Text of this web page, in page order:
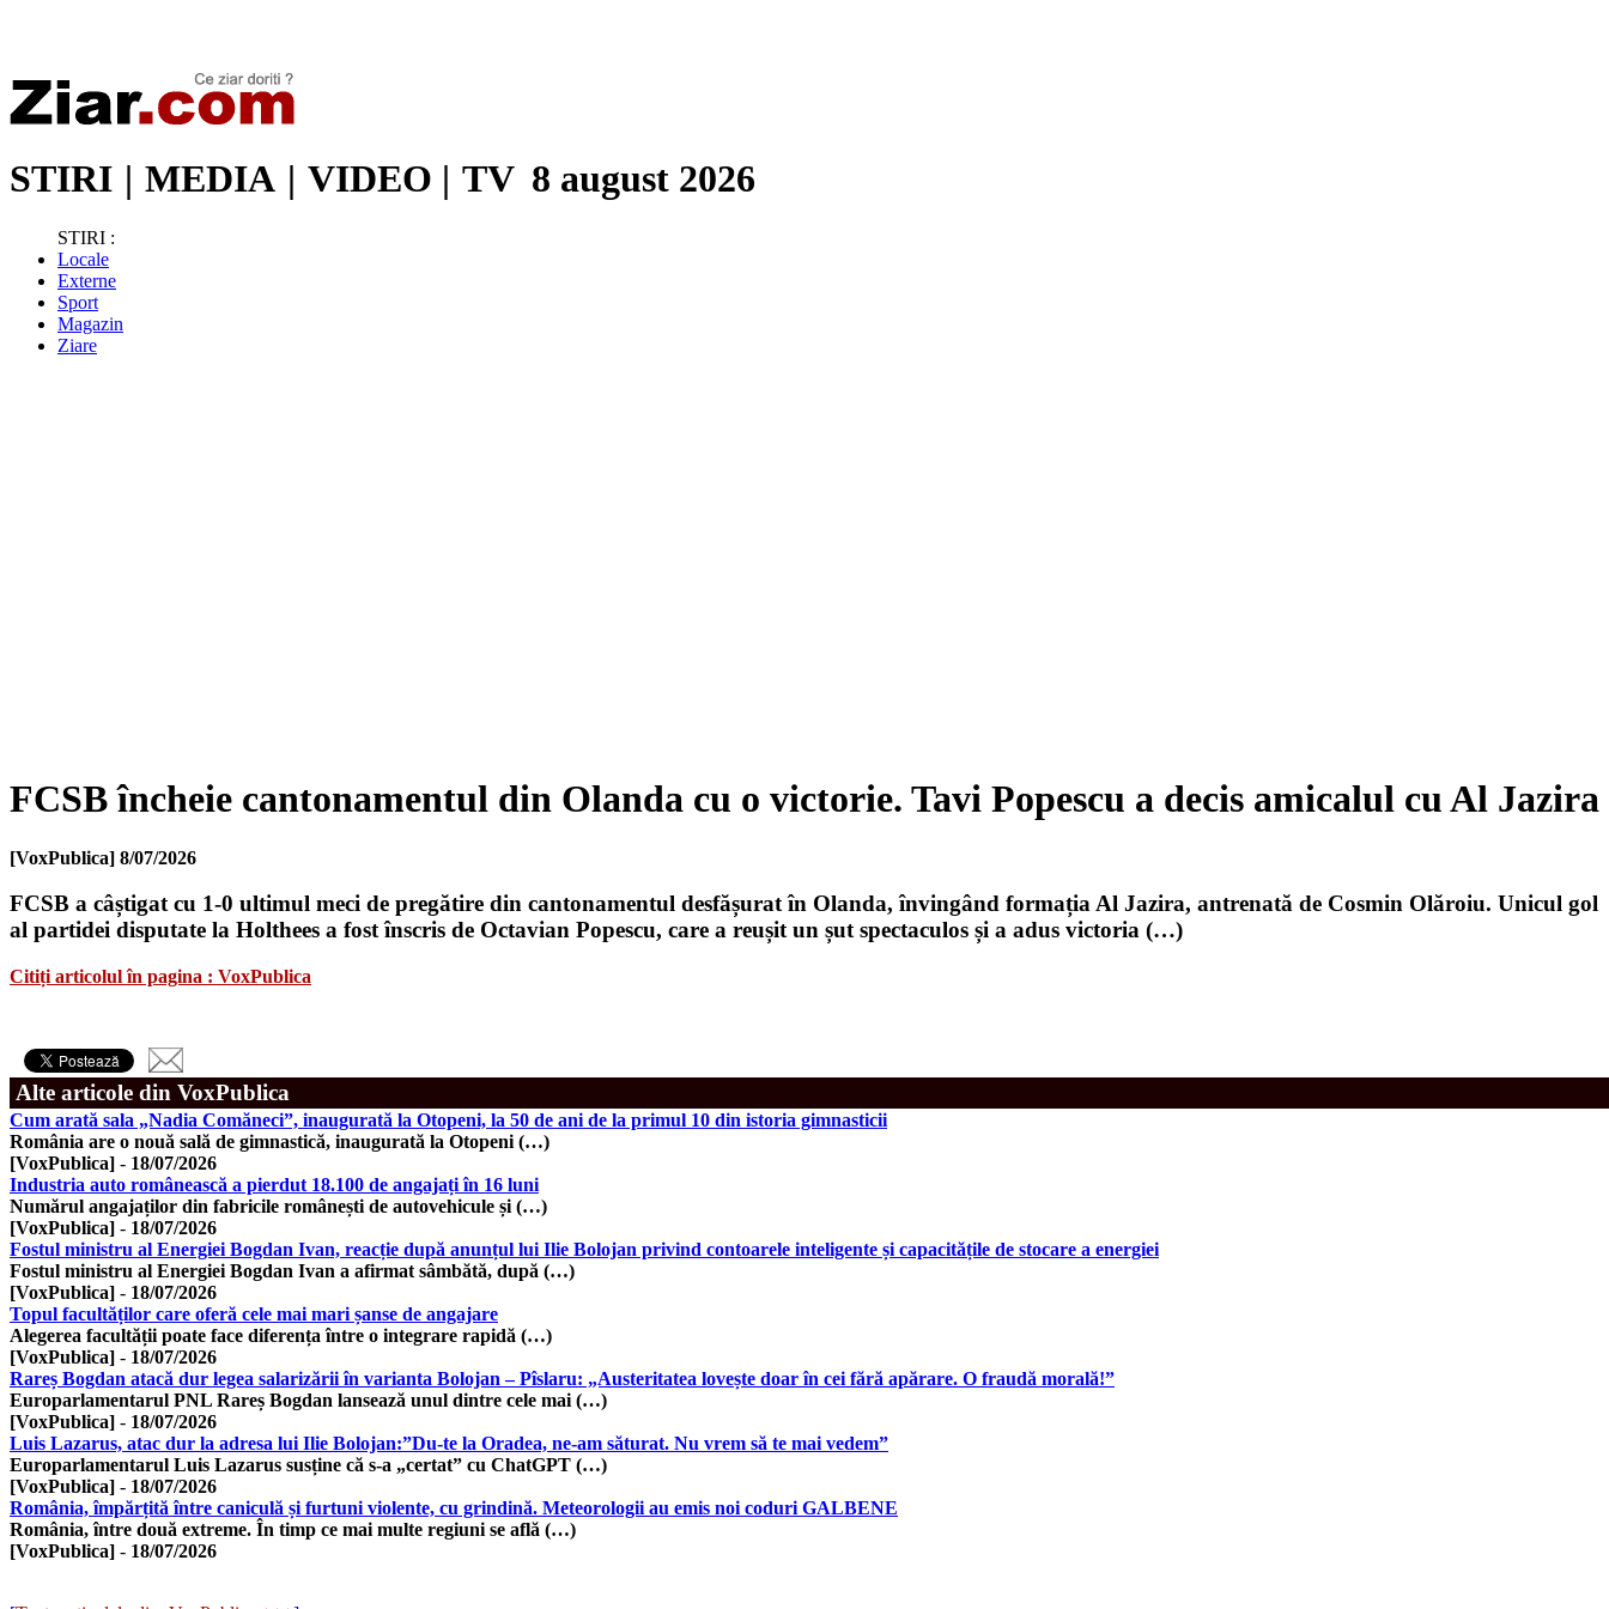
STIRI | MEDIA | VIDEO | TV 8 august 2026
STIRI :
Locale
Externe
Sport
Magazin
Ziare
FCSB încheie cantonamentul din Olanda cu o victorie. Tavi Popescu a decis amicalul cu Al Jazira
[VoxPublica] 8/07/2026
FCSB a câștigat cu 1-0 ultimul meci de pregătire din cantonamentul desfășurat în Olanda, învingând formația Al Jazira, antrenată de Cosmin Olăroiu. Unicul gol
al partidei disputate la Holthees a fost înscris de Octavian Popescu, care a reușit un șut spectaculos și a adus victoria (…)
Citiți articolul în pagina : VoxPublica
Alte articole din VoxPublica
Cum arată sala „Nadia Comăneci”, inaugurată la Otopeni, la 50 de ani de la primul 10 din istoria gimnasticii
România are o nouă sală de gimnastică, inaugurată la Otopeni (…)
[VoxPublica] - 18/07/2026
Industria auto românească a pierdut 18.100 de angajați în 16 luni
Numărul angajaților din fabricile românești de autovehicule și (…)
[VoxPublica] - 18/07/2026
Fostul ministru al Energiei Bogdan Ivan, reacție după anunțul lui Ilie Bolojan privind contoarele inteligente și capacitățile de stocare a energiei
Fostul ministru al Energiei Bogdan Ivan a afirmat sâmbătă, după (…)
[VoxPublica] - 18/07/2026
Topul facultăților care oferă cele mai mari șanse de angajare
Alegerea facultății poate face diferența între o integrare rapidă (…)
[VoxPublica] - 18/07/2026
Rareș Bogdan atacă dur legea salarizării în varianta Bolojan – Pîslaru: „Austeritatea lovește doar în cei fără apărare. O fraudă morală!”
Europarlamentarul PNL Rareș Bogdan lansează unul dintre cele mai (…)
[VoxPublica] - 18/07/2026
Luis Lazarus, atac dur la adresa lui Ilie Bolojan:”Du-te la Oradea, ne-am săturat. Nu vrem să te mai vedem”
Europarlamentarul Luis Lazarus susține că s-a „certat” cu ChatGPT (…)
[VoxPublica] - 18/07/2026
România, împărțită între caniculă și furtuni violente, cu grindină. Meteorologii au emis noi coduri GALBENE
România, între două extreme. În timp ce mai multe regiuni se află (…)
[VoxPublica] - 18/07/2026